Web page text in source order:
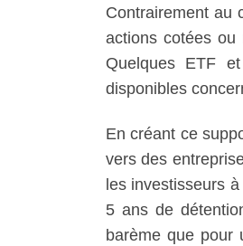
Contrairement au
actions cotées ou
Quelques ETF
disponibles
En créant ce
vers des
les investisseurs
5 ans de
barème que pour